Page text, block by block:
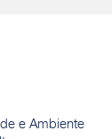
e Ambiente